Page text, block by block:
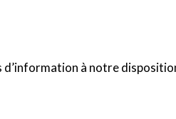
à notre